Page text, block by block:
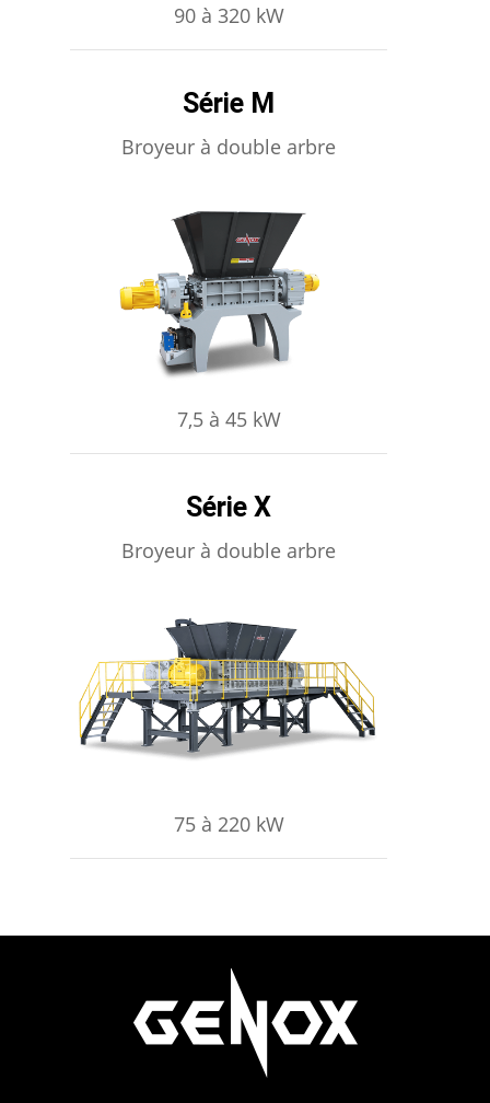
90 à 320 kW
Série M
Broyeur à double arbre
APPRENDRE ENCORE PLUS
7,5 à 45 kW
Série X
Broyeur à double arbre
APPRENDRE ENCORE PLUS
75 à 220 kW